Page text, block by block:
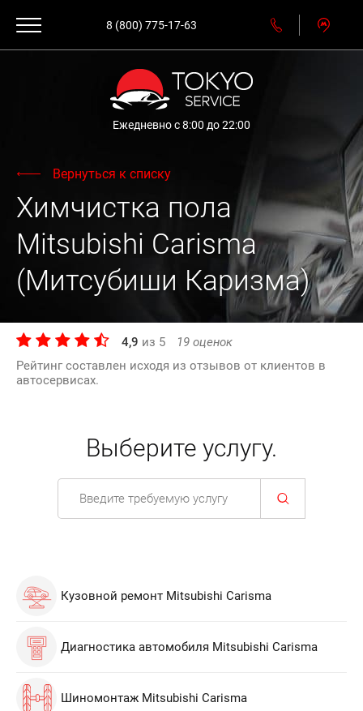
8 (800) 775-17-63
Ежедневно с 8:00 до 22:00
Вернуться к списку
Химчистка пола
Mitsubishi Carisma
(Митсубиши Каризма)
4,9 из 5 19 оценок
Рейтинг составлен исходя из отзывов от клиентов в
автосервисах.
Выберите услугу.
Кузовной ремонт Mitsubishi Carisma
Диагностика автомобиля Mitsubishi Carisma
Шиномонтаж Mitsubishi Carisma